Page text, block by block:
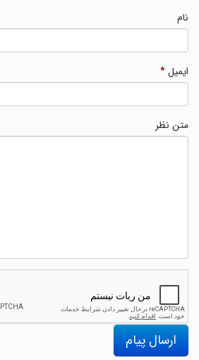
ایمیل*
متن نظر
ارسال پیام